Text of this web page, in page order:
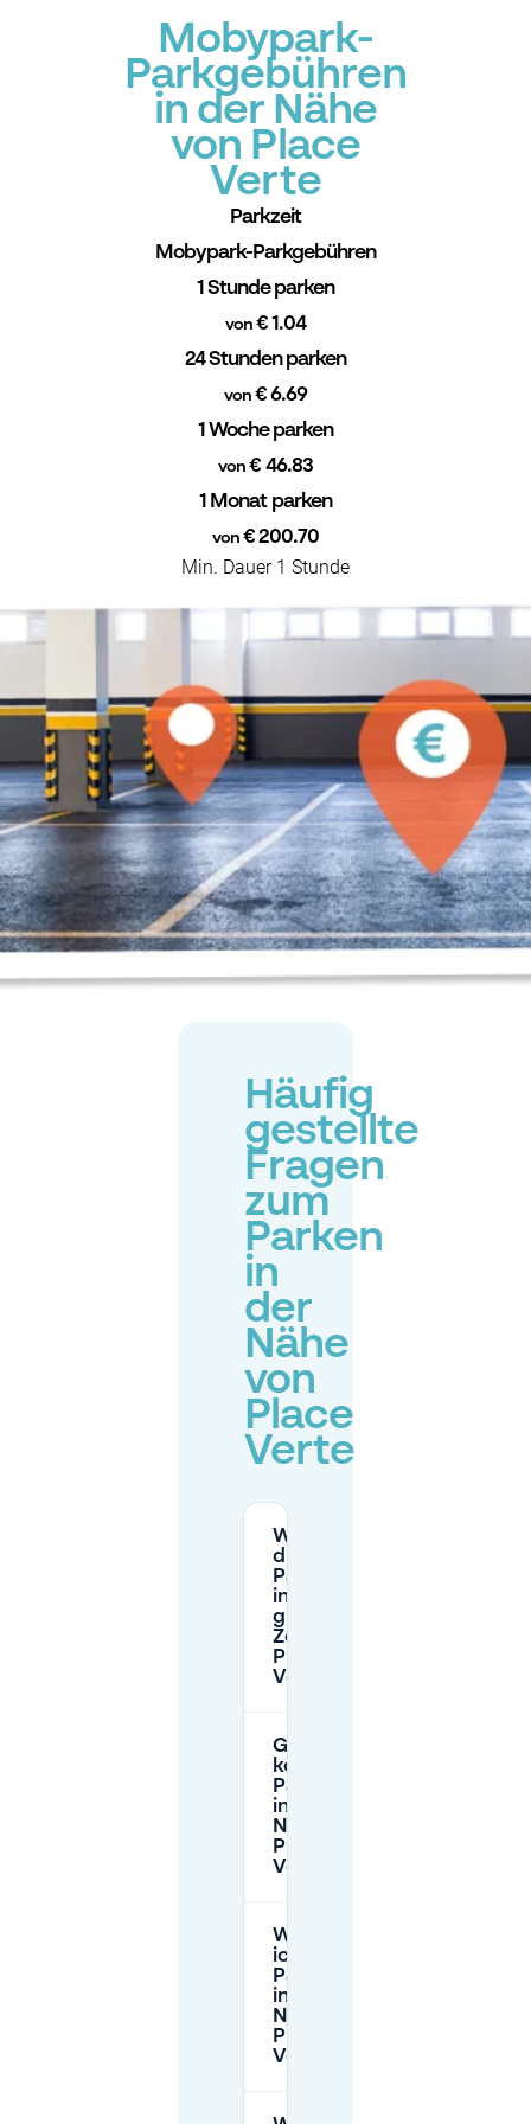
Mobypark-
Parkgebühren
in der Nähe
von Place
Verte
Parkzeit
Mobypark-Parkgebühren
1 Stunde parken
von€ 1.04
24 Stunden parken
von€ 6.69
1 Woche parken
von € 46.83
1 Monat parken
von € 200.70
Min. Dauer 1 Stunde
Häufig
gestellte
Fragen
zum
Parken
in
der
Nähe
von
Place
Verte
Was sind
die
Parkregeln
in der
grünen
Zone am
Place
Verte?
Gibt es
kostenlose
Parkplätze
in der
Nähe des
Place
Verte?
Wie finde
ich
Parkplätze
in der
Nähe des
Place
Verte?